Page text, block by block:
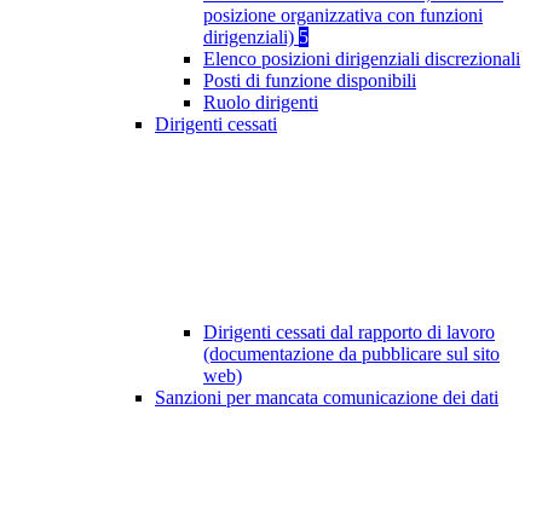
posizione organizzativa con funzioni
dirigenziali) 5
Elenco posizioni dirigenziali discrezionali
Posti di funzione disponibili
Ruolo dirigenti
Dirigenti cessati
Dirigenti cessati dal rapporto di lavoro
(documentazione da pubblicare sul sito
web)
Sanzioni per mancata comunicazione dei dati